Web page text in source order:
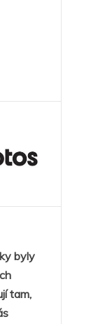
byly
tam,